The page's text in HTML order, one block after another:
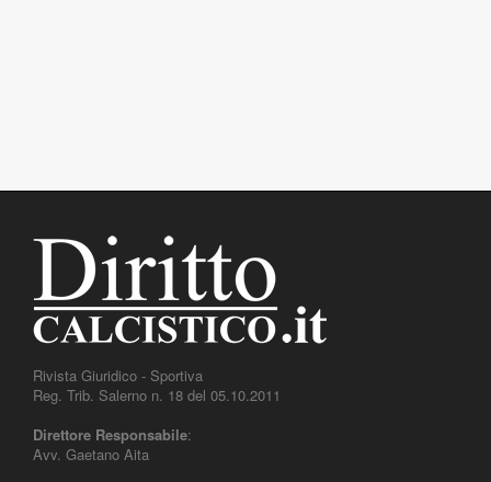
Rivista Giuridico - Sportiva
Reg. Trib. Salerno n. 18 del 05.10.2011
Direttore Responsabile:
Avv. Gaetano Aita